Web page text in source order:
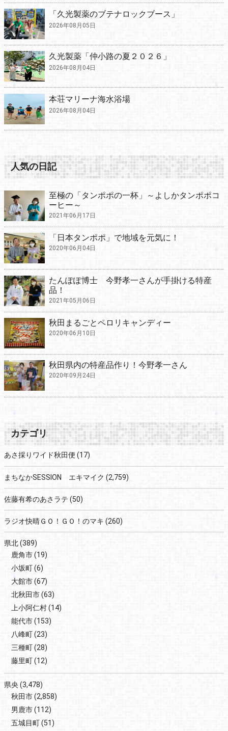
「久光製薬のブテナロックブース」
2026年08月05日
久光製薬「仲小路の夏２０２６」
2026年08月04日
本荘マリーナ海水浴場
2026年08月04日
人気の日記
至極の「タンポポの一杯」～よしかタンポポコ
ーヒー～
2021年06月17日
「日本タンポポ」で地域を元気に！
2020年06月04日
たんぽぽ博士 今野孝一さんが手掛ける特産
品！
2021年05月06日
秋田まるごとペロリキャンディー
2020年06月10日
秋田県内の特産品作り！今野孝一さん
2020年09月24日
カテゴリ
あさ採りワイド秋田便 (17)
まちなかSESSION エキマイク (2,759)
佐藤有希のあさラテ (50)
ラジオ快晴ＧＯ！ＧＯ！のマキ (260)
県北(389)
鹿角市(19)
小坂町(6)
大館市(67)
北秋田市(63)
上小阿仁村(14)
能代市(153)
八峰町(23)
三種町(28)
藤里町(12)
県央(3,478)
秋田市(2,858)
男鹿市(112)
五城目町(51)